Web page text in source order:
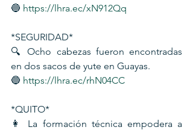
🔵 https://lhra.ec/xN912Qq
*SEGURIDAD*
🔍 Ocho cabezas fueron encontradas
en dos sacos de yute en Guayas.
🔵 https://lhra.ec/rhN04CC
*QUITO*
👩 La formación técnica empodera a